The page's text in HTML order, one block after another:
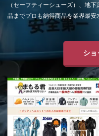
（セーフティーシューズ）、地
品までプロも納得商品を業界最安
ショ